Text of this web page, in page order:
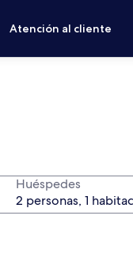
Atención al cliente
Huéspedes